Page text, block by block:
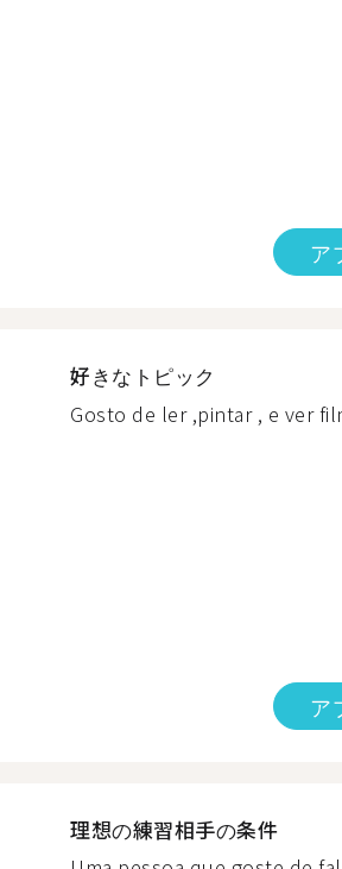
ア
好きなトピック
Gosto de ler ,pintar , e ver
ア
理想の練習相手の条件